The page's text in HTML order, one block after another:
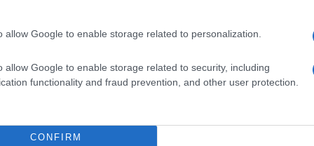
allow Google to enable storage related to personalization.
allow Google to enable storage related to security, including
functionality and fraud prevention, and other user protection.
CONFIRM
tatvino okoli 500 litrov goriva, ki ga je neznani storilec